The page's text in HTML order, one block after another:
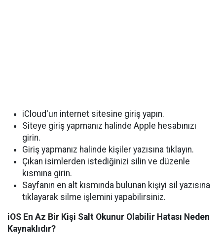
iCloud'un internet sitesine giriş yapın.
Siteye giriş yapmanız halinde Apple hesabınızı
girin.
Giriş yapmanız halinde kişiler yazısına tıklayın.
Çıkan isimlerden istediğinizi silin ve düzenle
kısmına girin.
Sayfanın en alt kısmında bulunan kişiyi sil yazısına
tıklayarak silme işlemini yapabilirsiniz.
iOS En Az Bir Kişi Salt Okunur Olabilir Hatası Neden
Kaynaklıdır?